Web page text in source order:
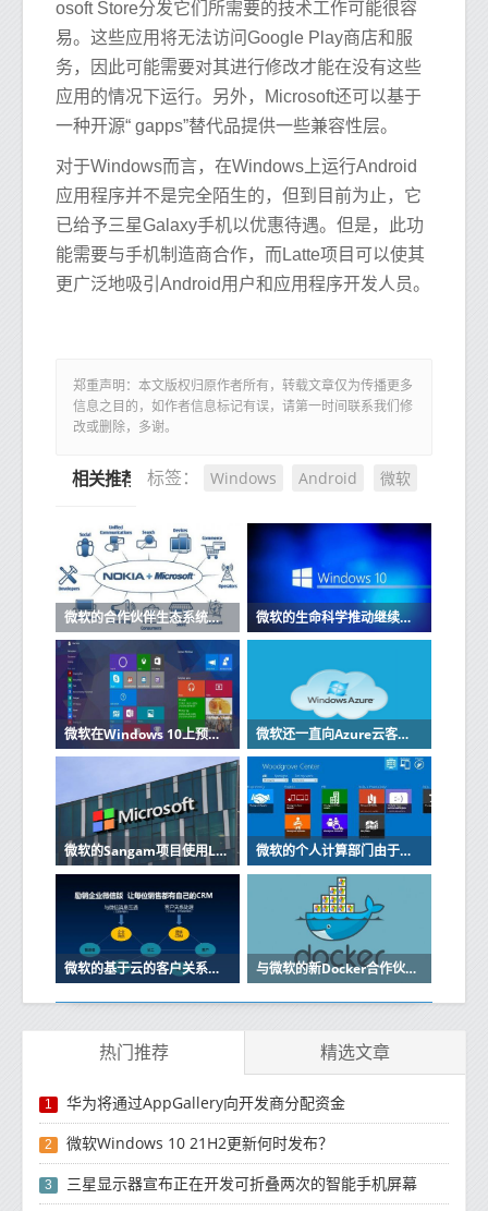
osoft Store分发它们所需要的技术工作可能很容
易。这些应用将无法访问Google Play商店和服
务，因此可能需要对其进行修改才能在没有这些
应用的情况下运行。另外，Microsoft还可以基于
一种开源“ gapps”替代品提供一些兼容性层。
对于Windows而言，在Windows上运行Android
应用程序并不是完全陌生的，但到目前为止，它
已给予三星Galaxy手机以优惠待遇。但是，此功
能需要与手机制造商合作，而Latte项目可以使其
更广泛地吸引Android用户和应用程序开发人员。
郑重声明：本文版权归原作者所有，转载文章仅为传播更多
信息之目的，如作者信息标记有误，请第一时间联系我们修
改或删除，多谢。
标签： Windows Android 微软
相关推荐
微软的合作伙伴生态系统为GDPR做准备 微软的生命科学推动继续与Parexel合作
微软在Windows 10上预览节省空间的OneDrive功能 微软还一直向Azure云客户提供在GPU加速的虚拟机上运行其应用程序的选项
微软的Sangam项目使用LinkedIn缩小技能差距 微软的个人计算部门由于该公司电话业务下滑而遭受挫折
微软的基于云的客户关系管理软件Dynamics CRM Online将紧随其后 与微软的新Docker合作伙伴关系是对工作的扩展该工作于今年初开始
热门推荐 精选文章
1 华为将通过AppGallery向开发商分配资金
2 微软Windows 10 21H2更新何时发布？
3 三星显示器宣布正在开发可折叠两次的智能手机屏幕